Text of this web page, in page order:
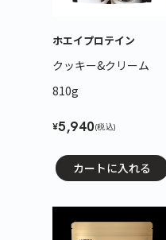
ホエイプロテイン
クッキー&クリーム
810g
¥5,940(税込)
カートに入れる